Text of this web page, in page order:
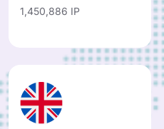
1,450,886 IP